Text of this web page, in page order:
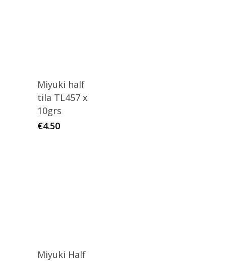
Miyuki half
tila TL457 x
10grs
€4.50
Miyuki Half